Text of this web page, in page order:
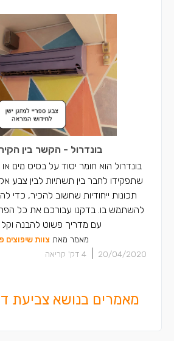
בונדרול - הקשר בין
בונדרול הוא חומר יסוד על בסיס מים
שתפקידו לחבר בין תשתיות לבין צבע
תכונות ייחודיות שחשוב להכיר, כדי
להשתמש בו. בדקנו עבורכם את כל
עם מדריך פשוט להבנה וקל
מאמר מאת צוות שיפוצים
20/04/2020
4 דק' קריאה
מאמרים בנושא צביעת